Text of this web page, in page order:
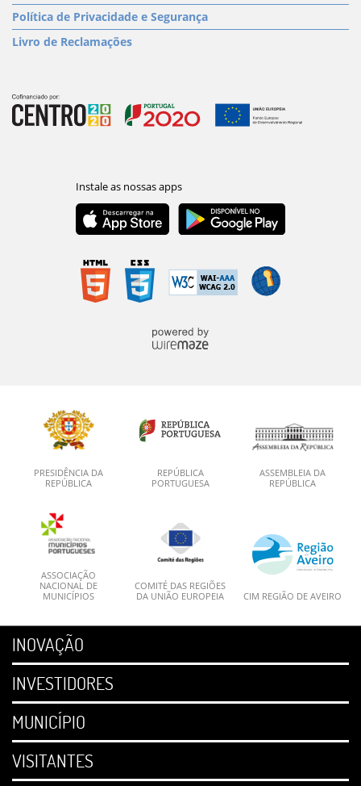
Política de Privacidade e Segurança
Livro de Reclamações
PRESIDÊNCIA DA
REPÚBLICA
REPÚBLICA
PORTUGUESA
ASSEMBLEIA DA
REPÚBLICA
ASSOCIAÇÃO
NACIONAL DE
MUNICÍPIOS
COMITÉ DAS REGIÕES
DA UNIÃO EUROPEIA
CIM REGIÃO DE AVEIRO
INOVAÇÃO
INVESTIDORES
MUNICÍPIO
VISITANTES